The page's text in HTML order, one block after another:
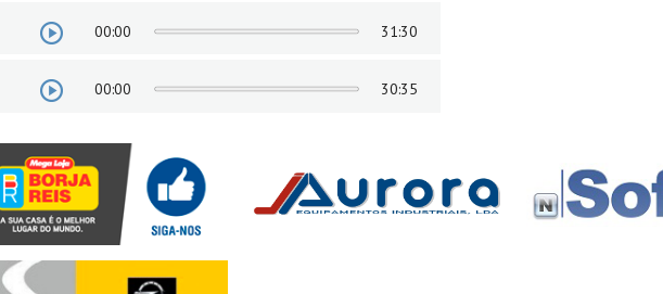
00:00
31:30
00:00 30:35